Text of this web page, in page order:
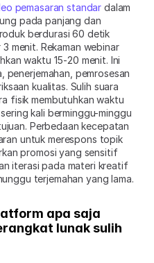
pemasaran standar dalam
pada panjang dan
berdurasi 60 detik
menit. Rekaman webinar
waktu 15-20 menit. Ini
penerjemahan, pemrosesan
kualitas. Sulih suara
fisik membutuhkan waktu
kali berminggu-minggu
Perbedaan kecepatan
untuk merespons topik
promosi yang sensitif
iterasi pada materi kreatif
terjemahan yang lama.
apa saja
lunak sulih